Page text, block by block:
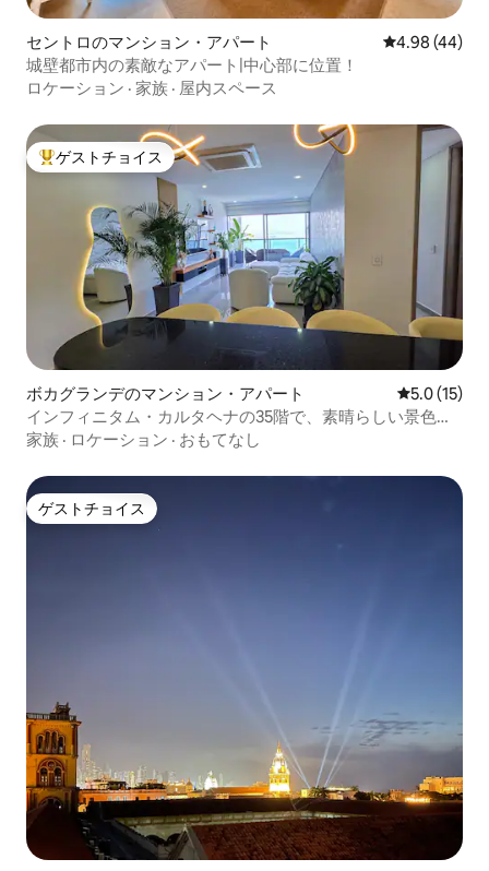
セントロのマンション・アパート レビュー44
4.98 (44)
城壁都市内の素敵なアパート|中心部に位置！
ロケーション · 家族 · 屋内スペース
大好評のゲストチョイスです。
ゲストチョイス
ボカグランデのマンション・アパート レビュー15
5.0 (15)
インフィニタム・カルタヘナの35階で、素晴らしい景色が
楽しめます
家族 · ロケーション · おもてなし
ゲストチョイス
ゲストチョイス